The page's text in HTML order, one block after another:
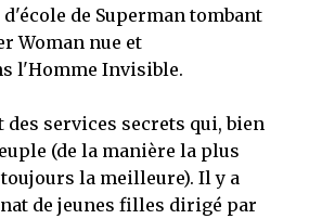
de Superman tombant
Woman nue et
l'Homme Invisible.
des services secrets qui, bien
(de la manière la plus
la meilleure). Il y a
de jeunes filles dirigé par